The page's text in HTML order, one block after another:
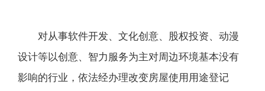
对从事软件开发、文化创意、股权投资、动漫
设计等以创意、智力服务为主对周边环境基本没有
影响的行业，依法经办理改变房屋使用用途登记